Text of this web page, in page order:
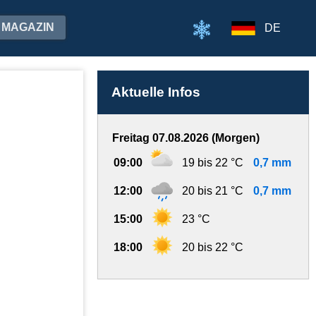
MAGAZIN DE
Aktuelle Infos
Freitag 07.08.2026 (Morgen)
09:00 19 bis 22 °C 0,7 mm
12:00 20 bis 21 °C 0,7 mm
15:00 23 °C
18:00 20 bis 22 °C